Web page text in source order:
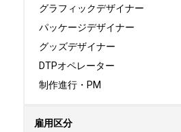
グラフィックデザイナー
パッケージデザイナー
グッズデザイナー
DTPオペレーター
制作進行・PM
雇用区分